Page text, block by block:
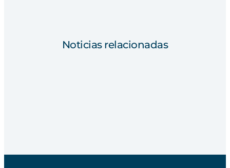
Noticias relacionadas